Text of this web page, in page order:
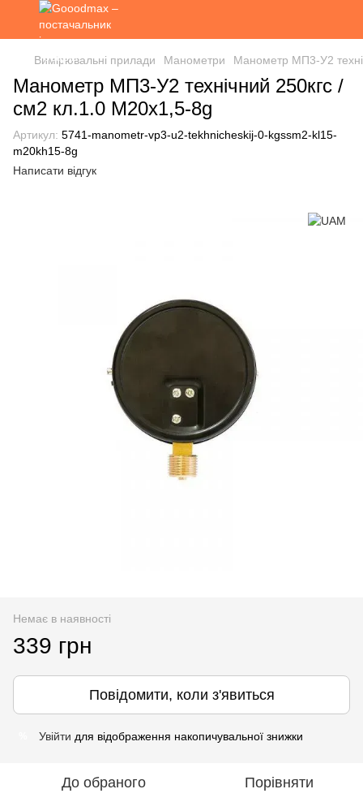
Вимірювальні прилади Манометри Манометр МП3-У2
Манометр МП3-У2 технічний 250кгс /
см2 кл.1.0 М20х1,5-8g
Артикул: 5741-manometr-vp3-u2-tekhnicheskij-0-kgssm2-kl15-
m20kh15-8g
Написати відгук
Немає в наявності
339 грн
Повідомити, коли з'явиться
Увійти для відображення накопичувальної знижки
До обраного Порівняти